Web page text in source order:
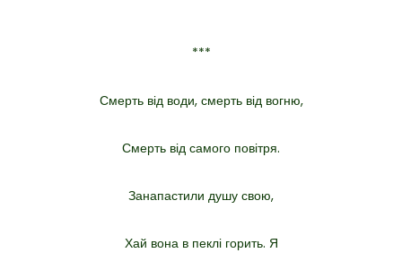
***
Смерть від води, смерть від вогню,
Смерть від самого повітря.
Занапастили душу свою,
Хай вона в пеклі горить. Я